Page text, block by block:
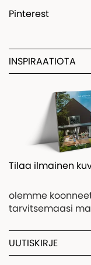
Pinterest
INSPIRAATIOTA
Tilaa ilmainen
olemme
tarvitsemaasi
UUTISKIRJE